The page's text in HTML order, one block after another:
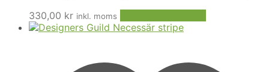
330,00 kr inkl. moms